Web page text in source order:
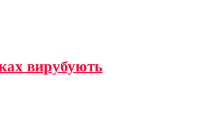
вирубують